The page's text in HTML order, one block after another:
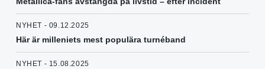
NYHET - 09.12.2025
Här är milleniets mest populära turnéband
NYHET - 15.08.2025